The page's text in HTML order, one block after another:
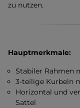
zu nutzen.
Hauptmerkmale:
Stabiler Rahmen
3-teilige Kurbeln
Horizontal und
Sattel